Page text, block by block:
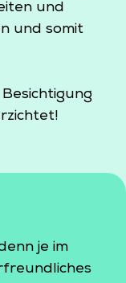
und
und somit
je im